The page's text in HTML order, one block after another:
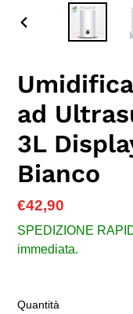
ad
3L
Bianco
Prezzo
di
listino
€42,90
SPEDIZIONE
immediata.
Quantità